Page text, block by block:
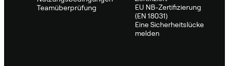
Teamüberprüfung
EU NB-Zertifizierung
(EN 18031)
Eine Sicherheitslücke
melden